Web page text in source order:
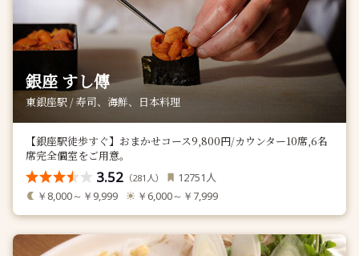
銀座 すし傳
東銀座駅 / 寿司、海鮮、日本料理
【銀座駅徒歩すぐ】おまかせコース9,800円/カウンター10席,6名
席完全個室をご用意。
3.52 （281 人） 12751 人
￥8,000～￥9,999 ￥6,000～￥7,999